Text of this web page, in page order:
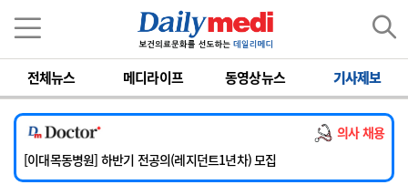
전체뉴스 메디라이프 동영상뉴스 기사제보
의사 채용
[서울아산병원] 2026년 하반기 인턴 모집
[영남대학교의료원] 마취통증의학과 임기제 임상의사 채용
[충남대학교병원] 소아청소년과(소아응급전담) 계약직 의사 공개채용
[동부병원] 계약직(응급의학과 전문의) 직원모집
[이대목동병원] 하반기 전공의(레지던트1년차) 모집
[서울아산병원] 2026년 하반기 인턴 모집